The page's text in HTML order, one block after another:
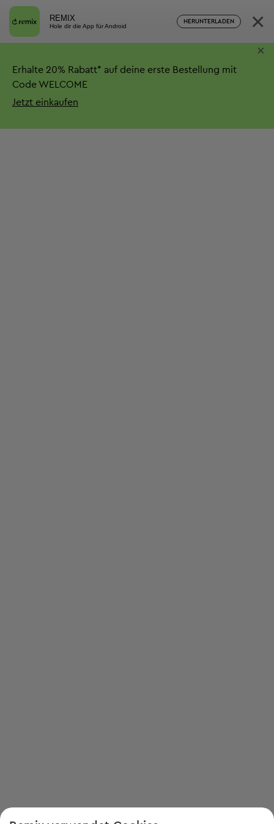
REMIX
Hole dir die App für Android
HERUNTERLADEN ×
Erhalte 20% Rabatt* auf deine erste Bestellung mit
Code WELCOME
Jetzt einkaufen
×